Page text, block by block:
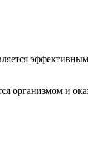
организмом и